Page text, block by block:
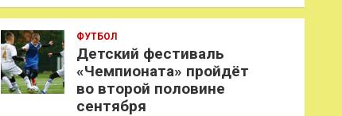
ФУТБОЛ
Детский фестиваль
«Чемпионата» пройдёт
во второй половине
сентября